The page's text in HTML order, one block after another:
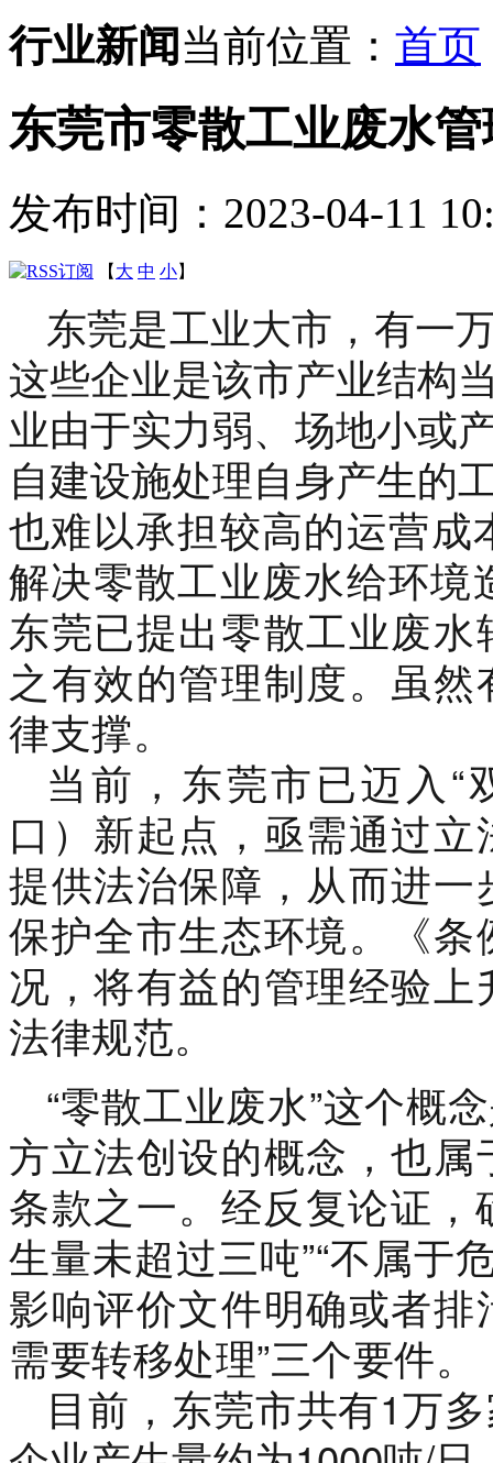
行业新闻 当前位置： 首页
东莞市零散工业废水
发布时间：2023-04-11
【 大 中 小】
东莞是工业大市，有一
这些企业是该市产业结构
业由于实力弱、场地小或
自建设施处理自身产生的
也难以承担较高的运营成
解决零散工业废水给环
东莞已提出零散工业废
之有效的管理制度。 虽然
律支撑。
当前，东莞市已迈入“
口）新起点， 亟需通过立
提供法治保障 ，从而进
保护全市生态环境。
《
况，将有益的管理经验
法律规范。
“零散工业废水”这个概
方立法创设的概念，也
条款之一。 经反复论证，
生量未超过三吨”“不属于
影响评价文件明确或者
需要转移处理”三个要件。
目前，东莞市共有1万